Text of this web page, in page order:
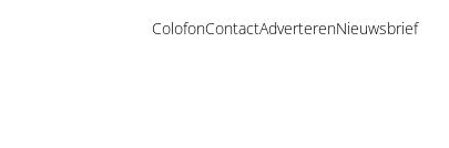
ColofonContactAdverterenNieuwsbrief